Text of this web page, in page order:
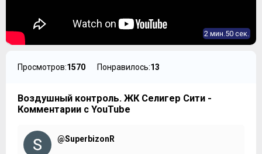
2 мин.50 сек.
Просмотров:1570 Понравилось:13
Воздушный контроль. ЖК Селигер Сити -
Комментарии с YouTube
@SuperbizonR